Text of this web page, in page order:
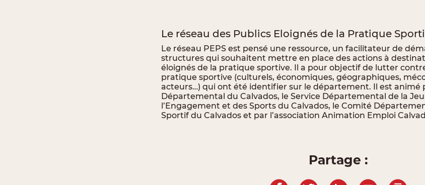
Le réseau des Publics Eloignés de la Pratique
Le réseau PEPS est pensé une ressource, un facilitateur de
structures qui souhaitent mettre en place des actions à
éloignés de la pratique sportive. Il a pour objectif de lutter
pratique sportive (culturels, économiques, géographiques,
acteurs…) qui ont été identifier sur le département. Il est animé
Départemental du Calvados, le Service Départemental de la
l’Engagement et des Sports du Calvados, le Comité
Sportif du Calvados et par l’association Animation Emploi
Partage :